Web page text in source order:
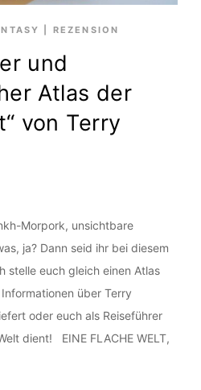
REZENSION
und
Atlas der
von Terry
Morpork, unsichtbare
ja? Dann seid ihr bei diesem
stelle euch gleich einen Atlas
über Terry
oder euch als Reiseführer
dient! EINE FLACHE WELT,